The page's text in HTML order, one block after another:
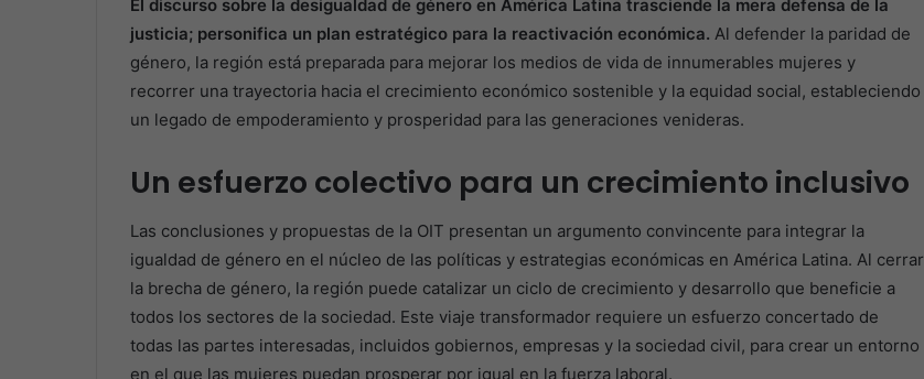
El discurso sobre la desigualdad de género en América Latina trasciende la mera defensa de la
justicia; personifica un plan estratégico para la reactivación económica. Al defender la paridad de
género, la región está preparada para mejorar los medios de vida de innumerables mujeres y
recorrer una trayectoria hacia el crecimiento económico sostenible y la equidad social, estableciendo
un legado de empoderamiento y prosperidad para las generaciones venideras.
Un esfuerzo colectivo para un crecimiento inclusivo
Las conclusiones y propuestas de la OIT presentan un argumento convincente para integrar la
igualdad de género en el núcleo de las políticas y estrategias económicas en América Latina. Al cerrar
la brecha de género, la región puede catalizar un ciclo de crecimiento y desarrollo que beneficie a
todos los sectores de la sociedad. Este viaje transformador requiere un esfuerzo concertado de
todas las partes interesadas, incluidos gobiernos, empresas y la sociedad civil, para crear un entorno
en el que las mujeres puedan prosperar por igual en la fuerza laboral.